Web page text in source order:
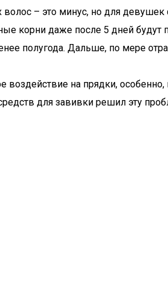
– это минус, но для
корни даже после 5 дней будут
полугода. Дальше, по мере
на прядки,
для завивки решил эту